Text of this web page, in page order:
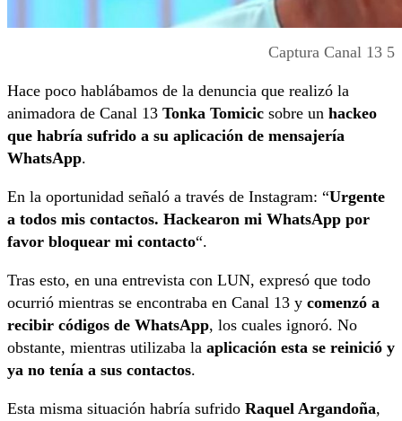
Captura Canal 13 5
Hace poco hablábamos de la denuncia que realizó la
animadora de Canal 13 Tonka Tomicic sobre un hackeo
que habría sufrido a su aplicación de mensajería
WhatsApp.
En la oportunidad señaló a través de Instagram: “Urgente
a todos mis contactos. Hackearon mi WhatsApp por
favor bloquear mi contacto“.
Tras esto, en una entrevista con LUN, expresó que todo
ocurrió mientras se encontraba en Canal 13 y comenzó a
recibir códigos de WhatsApp, los cuales ignoró. No
obstante, mientras utilizaba la aplicación esta se reinició y
ya no tenía a sus contactos.
Esta misma situación habría sufrido Raquel Argandoña,